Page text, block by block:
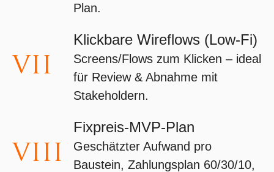
Plan.
VII
Klickbare Wireflows (Low-Fi)
Screens/Flows zum Klicken – ideal
für Review & Abnahme mit
Stakeholdern.
VIII
Fixpreis-MVP-Plan
Geschätzter Aufwand pro
Baustein, Zahlungsplan 60/30/10,